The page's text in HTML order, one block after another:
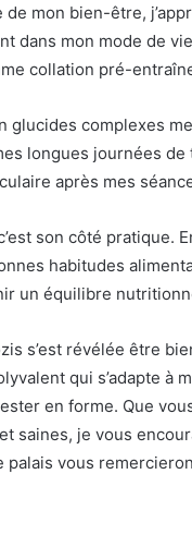
mon bien-être,
dans mon mode de
collation pré-
glucides complexes
longues journées
après mes
son côté pratique.
habitudes
un équilibre
s’est révélée être
qui s’adapte à
en forme. Que
saines, je vous
vous